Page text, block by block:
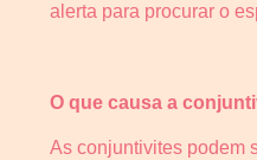
alerta para procurar o
O que causa a
As conjuntivites podem